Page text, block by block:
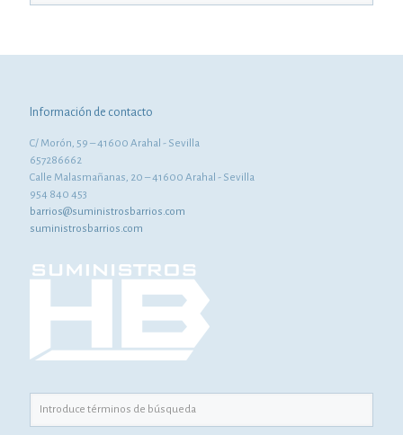
Información de contacto
C/ Morón, 59 – 41600 Arahal - Sevilla
657286662
Calle Malasmañanas, 20 – 41600 Arahal - Sevilla
954 840 453
barrios@suministrosbarrios.com
suministrosbarrios.com